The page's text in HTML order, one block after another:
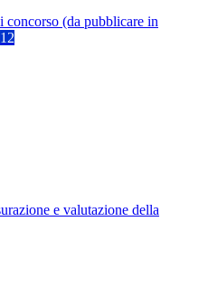
concorso (da pubblicare in
12
e valutazione della